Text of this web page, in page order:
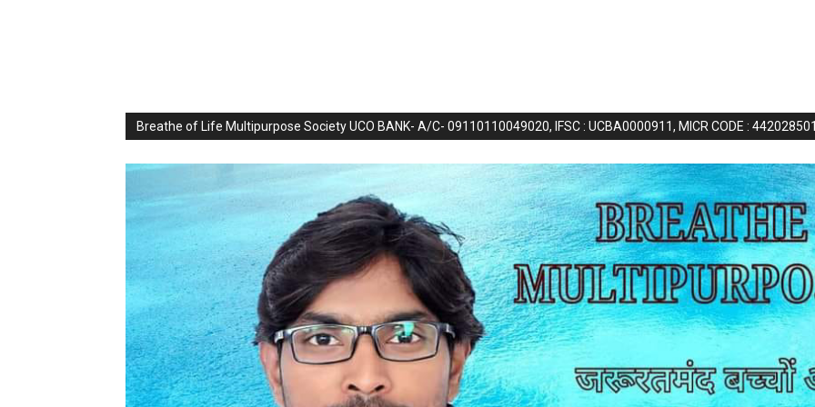
Breathe of Life Multipurpose Society UCO BANK- A/C- 09110110049020, IFSC : UCBA0000911, MICR CODE :